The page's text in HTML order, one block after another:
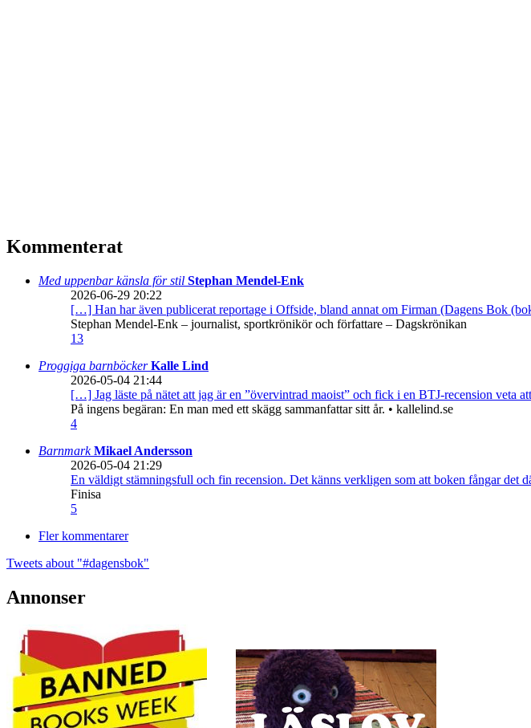
Kommenterat
Med uppenbar känsla för stil Stephan Mendel-Enk
2026-06-29 20:22
[…] Han har även publicerat reportage i Offside, bland annat om Firman (Dagens Bok
Stephan Mendel-Enk – journalist, sportkrönikör och författare – Dagskrönikan
13
Proggiga barnböckerKalle Lind
2026-05-04 21:44
[…] Jag läste på nätet att jag är en ”övervintrad maoist” och fick i en BTJ-recension veta
På ingens begäran: En man med ett skägg sammanfattar sitt år. • kallelind.se
4
BarnmarkMikael Andersson
2026-05-04 21:29
En väldigt stämningsfull och fin recension. Det känns verkligen som att boken fångar det
Finisa
5
Fler kommentarer
Tweets about "#dagensbok"
Annonser